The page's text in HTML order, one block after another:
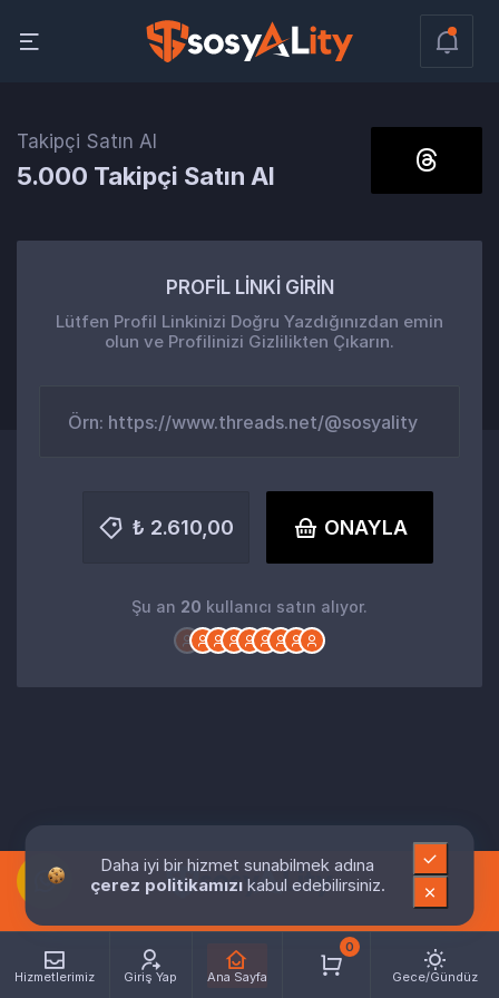
Hizmetlerimiz Giriş Yap Ana Sayfa
0
Gece/Gündüz
Takipçi Satın Al
5.000 Takipçi Satın Al
PROFİL LİNKİ GİRİN
Lütfen Profil Linkinizi Doğru Yazdığınızdan emin
olun ve Profilinizi Gizlilikten Çıkarın.
₺ 2.610,00 ONAYLA
Şu an 20 kullanıcı satın alıyor.
Daha iyi bir hizmet sunabilmek adına
çerez politikamızı kabul edebilirsiniz.